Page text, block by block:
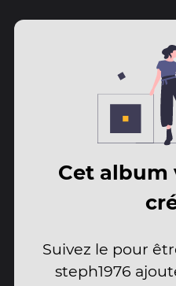
Cet album
Suivez le pour
steph1976